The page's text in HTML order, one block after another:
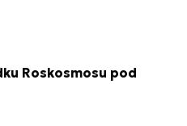
Roskosmosu pod